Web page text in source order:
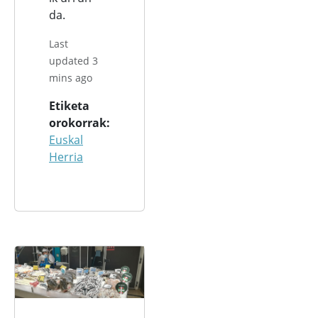
da.
Last
updated 3
mins ago
Etiketa
orokorrak
Euskal
Herria